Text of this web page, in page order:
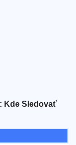
Kde Sledovať